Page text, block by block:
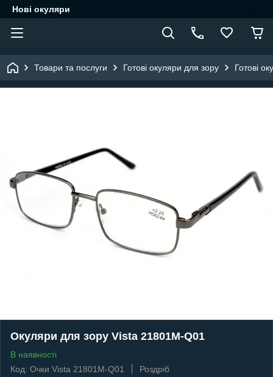
Нові окуляри
Товари та послуги Готові окуляри для зору Готові
Окуляри для зору Vista 21801M-Q01
В наявності
Код: Очки Vista 21801M-Q01
Роздріб